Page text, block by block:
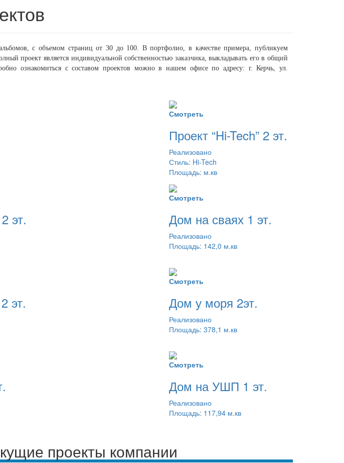
с объемом страниц от 30 до 100. В портфолио, в качестве примера, публикуем
проект является индивидуальной собственностью заказчика, выкладывать его в общий
ознакомиться с составом проектов можно в нашем офисе по адресу: г. Керчь, ул.
Смотреть
Проект “Hi-Tech” 2 эт.
Реализовано
Стиль: Hi-Tech
Площадь: м.кв
эт.
Смотреть
Дом на сваях 1 эт.
Реализовано
Площадь: 142,0 м.кв
эт.
Смотреть
Дом у моря 2эт.
Реализовано
Площадь: 378,1 м.кв
Смотреть
Дом на УШП 1 эт.
Реализовано
Площадь: 117,94 м.кв
проекты компании